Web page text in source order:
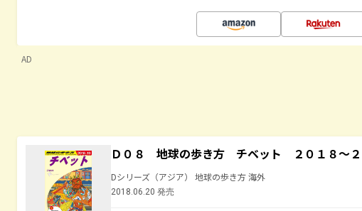
AD
Ｄ０８ 地球の歩き方 チベット ２０１８～２
Dシリーズ（アジア） 地球の歩き方 海外
2018.06.20 発売